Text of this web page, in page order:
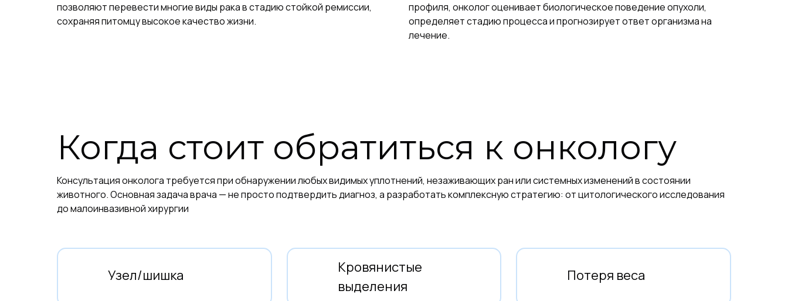
позволяют перевести многие виды рака в стадию стойкой ремиссии,
сохраняя питомцу высокое качество жизни.
профиля, онколог оценивает биологическое поведение опухоли,
определяет стадию процесса и прогнозирует ответ организма на
лечение.
Когда стоит обратиться к онкологу
Консультация онколога требуется при обнаружении любых видимых уплотнений, незаживающих ран или системных изменений в состоянии
животного. Основная задача врача — не просто подтвердить диагноз, а разработать комплексную стратегию: от цитологического исследования
до малоинвазивной хирургии
Узел/шишка
Кровянистые
выделения
Потеря веса